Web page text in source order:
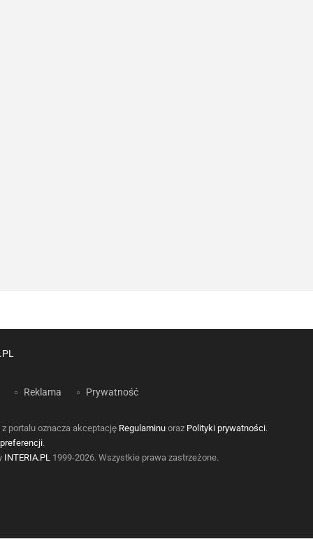
Reklama Prywatność
z portalu oznacza akceptację Regulaminu oraz Polityki prywatności.
.
INTERIA.PL 1999-2026. Wszystkie prawa zastrzeżone.